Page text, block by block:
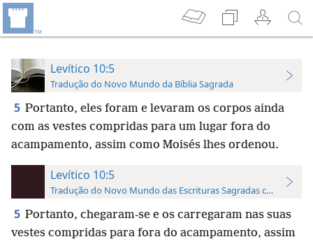
Levítico 10:5
Tradução do Novo Mundo da Bíblia Sagrada
5 Portanto, eles foram e levaram os corpos ainda
com as vestes compridas para um lugar fora do
acampamento, assim como Moisés lhes ordenou.
Levítico 10:5
Tradução do Novo Mundo das Escrituras Sagradas com
5 Portanto, chegaram-se e os carregaram nas suas
vestes compridas para fora do acampamento, assim